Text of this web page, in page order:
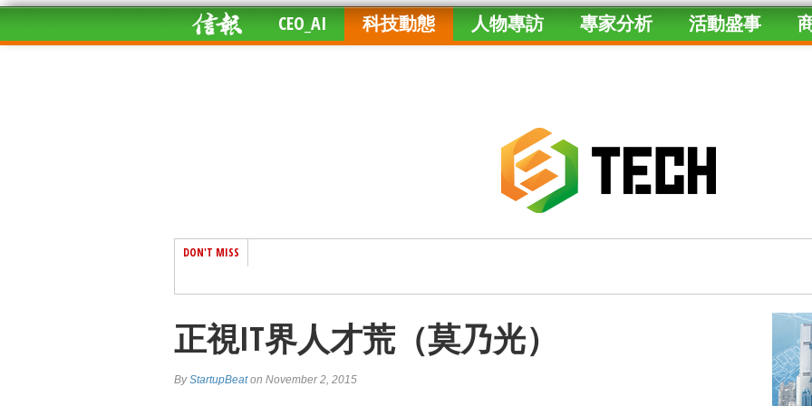
CEO_AI 科技動態 人物專訪 專家分析 活動盛事
DON'T MISS
正視IT界人才荒（莫乃光）
ByStartupBeaton November 2, 2015